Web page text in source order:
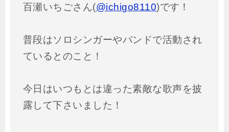
百瀬いちごさん(@ichigo8110)です！
普段はソロシンガーやバンドで活動され
ているとのこと！
今日はいつもとは違った素敵な歌声を披
露して下さいました！